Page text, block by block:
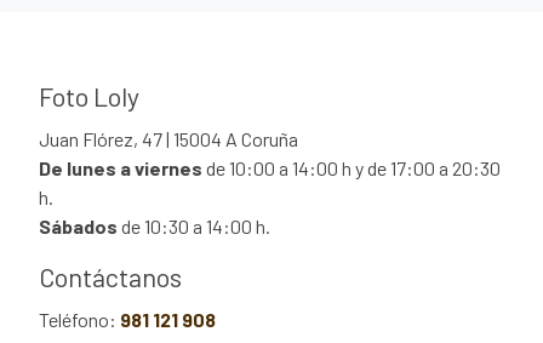
Foto Loly
Juan Flórez, 47 | 15004 A Coruña
De lunes a viernes de 10:00 a 14:00 h y de 17:00 a 20:30
h.
Sábados de 10:30 a 14:00 h.
Contáctanos
Teléfono: 981 121 908